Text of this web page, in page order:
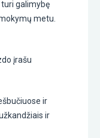
galimybę
metu.
įrašu
ir
ir